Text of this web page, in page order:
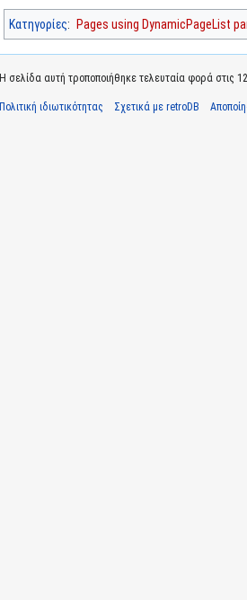
Κατηγορίες: Pages using DynamicPageList
Η σελίδα αυτή τροποποιήθηκε τελευταία φορά στις
Πολιτική ιδιωτικότητας Σχετικά με retroDB